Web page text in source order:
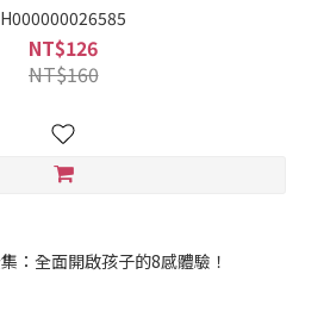
H000000026585
NT$126
NT$160